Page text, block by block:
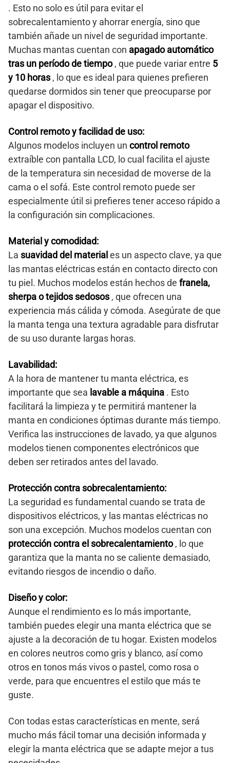
. Esto no solo es útil para evitar el
sobrecalentamiento y ahorrar energía, sino que
también añade un nivel de seguridad importante.
Muchas mantas cuentan con apagado automático
tras un período de tiempo, que puede variar entre 5
y 10 horas, lo que es ideal para quienes prefieren
quedarse dormidos sin tener que preocuparse por
apagar el dispositivo.
Control remoto y facilidad de uso:
Algunos modelos incluyen un control remoto
extraíble con pantalla LCD, lo cual facilita el ajuste
de la temperatura sin necesidad de moverse de la
cama o el sofá. Este control remoto puede ser
especialmente útil si prefieres tener acceso rápido a
la configuración sin complicaciones.
Material y comodidad:
La suavidad del material es un aspecto clave, ya que
las mantas eléctricas están en contacto directo con
tu piel. Muchos modelos están hechos de franela,
sherpa o tejidos sedosos, que ofrecen una
experiencia más cálida y cómoda. Asegúrate de que
la manta tenga una textura agradable para disfrutar
de su uso durante largas horas.
Lavabilidad:
A la hora de mantener tu manta eléctrica, es
importante que sea lavable a máquina . Esto
facilitará la limpieza y te permitirá mantener la
manta en condiciones óptimas durante más tiempo.
Verifica las instrucciones de lavado, ya que algunos
modelos tienen componentes electrónicos que
deben ser retirados antes del lavado.
Protección contra sobrecalentamiento:
La seguridad es fundamental cuando se trata de
dispositivos eléctricos, y las mantas eléctricas no
son una excepción. Muchos modelos cuentan con
protección contra el sobrecalentamiento, lo que
garantiza que la manta no se caliente demasiado,
evitando riesgos de incendio o daño.
Diseño y color:
Aunque el rendimiento es lo más importante,
también puedes elegir una manta eléctrica que se
ajuste a la decoración de tu hogar. Existen modelos
en colores neutros como gris y blanco, así como
otros en tonos más vivos o pastel, como rosa o
verde, para que encuentres el estilo que más te
guste.
Con todas estas características en mente, será
mucho más fácil tomar una decisión informada y
elegir la manta eléctrica que se adapte mejor a tus